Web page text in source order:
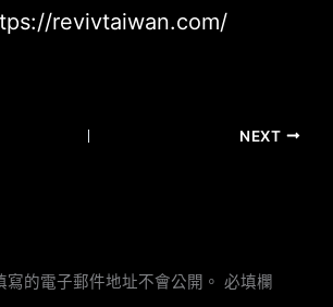
revivtaiwan.com/
NEXT
寫的電子郵件地址不會公開。 必填欄